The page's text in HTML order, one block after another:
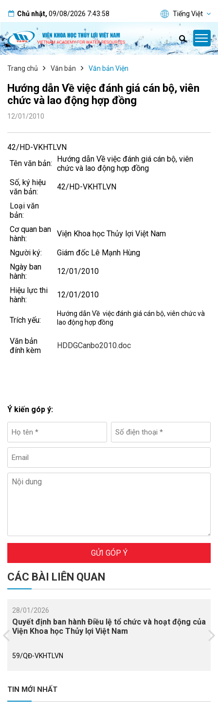
Chủ nhật, 09/08/2026 7:43:59 Tiếng Việt
Trang chủ Văn bản Văn bản Viện
Hướng dẫn Về việc đánh giá cán bộ, viên
chức và lao động hợp đồng
12/01/2010
42/HD-VKHTLVN
Tên văn bản:
Hướng dẫn Về việc đánh giá cán bộ, viên
chức và lao động hợp đồng
Số, ký hiệu
văn bản:
42/HD-VKHTLVN
Loại văn
bản:
Cơ quan ban
hành:
Viện Khoa học Thủy lợi Việt Nam
Người ký:
Giám đốc Lê Mạnh Hùng
Ngày ban
hành:
12/01/2010
Hiệu lực thi
hành:
12/01/2010
Trích yếu:
Hướng dẫn Về việc đánh giá cán bộ, viên chức và
lao động hợp đồng
Văn bản
đính kèm
HDDGCanbo2010.doc
Ý kiến góp ý:
GỬI GÓP Ý
CÁC BÀI LIÊN QUAN
28/01/2026
Quyết định ban hành Điều lệ tổ chức và hoạt động của
Viện Khoa học Thủy lợi Việt Nam
59/QĐ-VKHTLVN
TIN MỚI NHẤT